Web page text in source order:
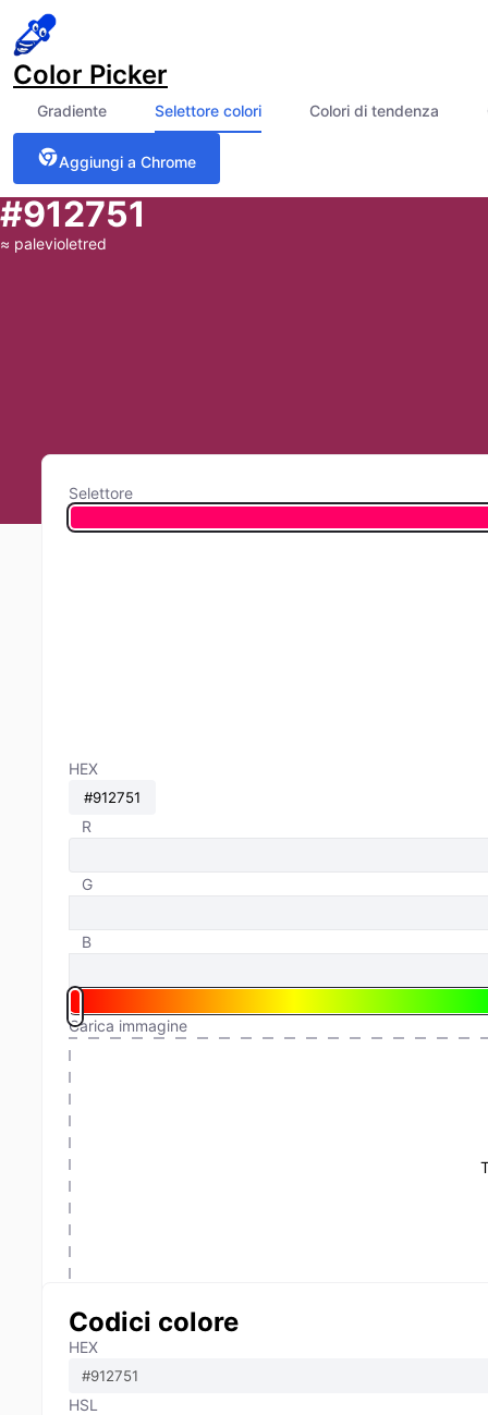
Color Picker
Gradiente Selettore colori Colori di tendenza
Aggiungi a Chrome
#912751
≈ palevioletred
Selettore
HEX
R
G
B
Carica immagine
Codici colore
HEX
HSL